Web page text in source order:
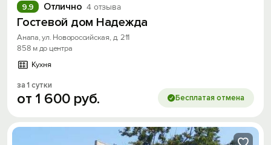
Отлично 4 отзыва
9.9
Гостевой дом Надежда
Анапа, ул. Новороссийская, д. 211
858 м до центра
Кухня
за 1 сутки
от 1 600 руб. Бесплатая отмена